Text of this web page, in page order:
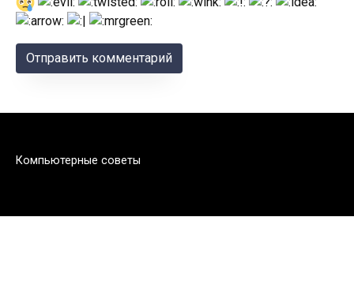
Компьютерные советы